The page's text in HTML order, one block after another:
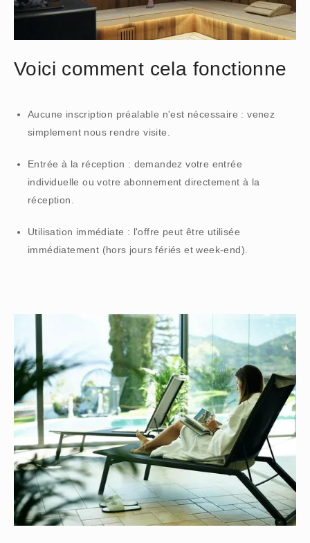
Voici comment cela fonctionne
Aucune inscription préalable n'est nécessaire : venez
simplement nous rendre visite.
Entrée à la réception : demandez votre entrée
individuelle ou votre abonnement directement à la
réception.
Utilisation immédiate : l'offre peut être utilisée
immédiatement (hors jours fériés et week-end).